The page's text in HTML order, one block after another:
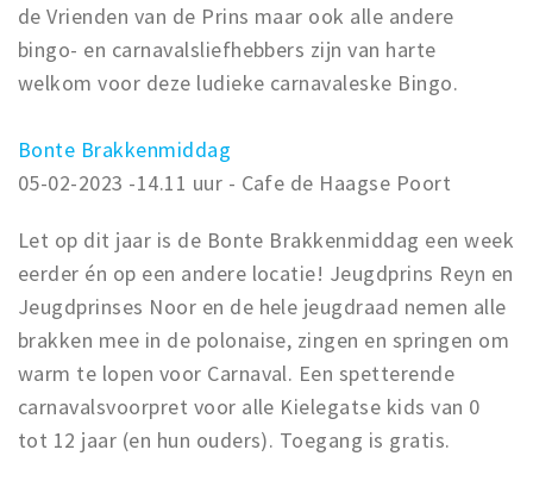
de Vrienden van de Prins maar ook alle andere
bingo- en carnavalsliefhebbers zijn van harte
welkom voor deze ludieke carnavaleske Bingo.
Bonte Brakkenmiddag
05-02-2023 -14.11 uur - Cafe de Haagse Poort
Let op dit jaar is de Bonte Brakkenmiddag een week
eerder én op een andere locatie! Jeugdprins Reyn en
Jeugdprinses Noor en de hele jeugdraad nemen alle
brakken mee in de polonaise, zingen en springen om
warm te lopen voor Carnaval. Een spetterende
carnavalsvoorpret voor alle Kielegatse kids van 0
tot 12 jaar (en hun ouders). Toegang is gratis.